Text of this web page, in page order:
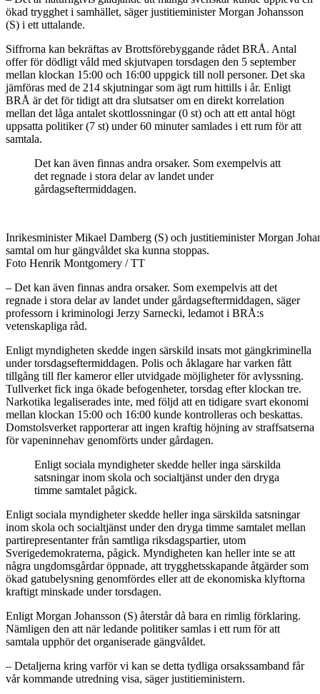
ökad trygghet i samhället, säger justitieminister Morgan Johansson
(S) i ett uttalande.
Siffrorna kan bekräftas av Brottsförebyggande rådet BRÅ. Antal
offer för dödligt våld med skjutvapen torsdagen den 5 september
mellan klockan 15:00 och 16:00 uppgick till noll personer. Det ska
jämföras med de 214 skjutningar som ägt rum hittills i år. Enligt
BRÅ är det för tidigt att dra slutsatser om en direkt korrelation
mellan det låga antalet skottlossningar (0 st) och att ett antal högt
uppsatta politiker (7 st) under 60 minuter samlades i ett rum för att
samtala.
Det kan även finnas andra orsaker. Som exempelvis att
det regnade i stora delar av landet under
gårdagseftermiddagen.
Inrikesminister Mikael Damberg (S) och justitieminister Morgan
samtal om hur gängvåldet ska kunna stoppas.
Foto Henrik Montgomery / TT
– Det kan även finnas andra orsaker. Som exempelvis att det
regnade i stora delar av landet under gårdagseftermiddagen, säger
professorn i kriminologi Jerzy Sarnecki, ledamot i BRÅ:s
vetenskapliga råd.
Enligt myndigheten skedde ingen särskild insats mot gängkriminella
under torsdagseftermiddagen. Polis och åklagare har varken fått
tillgång till fler kameror eller utvidgade möjligheter för avlyssning.
Tullverket fick inga ökade befogenheter, torsdag efter klockan tre.
Narkotika legaliserades inte, med följd att en tidigare svart ekonomi
mellan klockan 15:00 och 16:00 kunde kontrolleras och beskattas.
Domstolsverket rapporterar att ingen kraftig höjning av straffsatserna
för vapeninnehav genomförts under gårdagen.
Enligt sociala myndigheter skedde heller inga särskilda
satsningar inom skola och socialtjänst under den dryga
timme samtalet pågick.
Enligt sociala myndigheter skedde heller inga särskilda satsningar
inom skola och socialtjänst under den dryga timme samtalet mellan
partirepresentanter från samtliga riksdagspartier, utom
Sverigedemokraterna, pågick. Myndigheten kan heller inte se att
några ungdomsgårdar öppnade, att trygghetsskapande åtgärder som
ökad gatubelysning genomfördes eller att de ekonomiska klyftorna
kraftigt minskade under torsdagen.
Enligt Morgan Johansson (S) återstår då bara en rimlig förklaring.
Nämligen den att när ledande politiker samlas i ett rum för att
samtala upphör det organiserade gängvåldet.
– Detaljerna kring varför vi kan se detta tydliga orsakssamband får
vår kommande utredning visa, säger justitieministern.